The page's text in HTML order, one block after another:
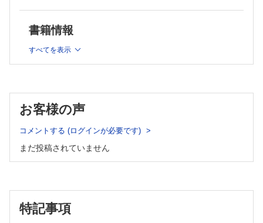
第4節 大網から見た上腹部腸管の動脈系と間膜根
2）大網の動脈支配の臨床的意味
第5章 間膜根とTreitz 靱帯
第2節 間膜根の構成要素
1）間膜根は背側間膜と腹側間膜の諸要素から構成される
2）間膜根の構成要素としての背側膵，腹側膵
3）間膜根内諸要素と間膜内諸要素の連続性
第3節 間膜根の構成要素と Treitz 靱帯
1）正面から見た間膜根
5）間膜根内の自律神経系諸要素（2）
第4節 間膜根とリンパ流
第1節 血管走行の基本型
第2節 血管走行の基本型の成り立ち
1）血管走行の基本型の成り立ち（1）
2）血管走行の基本型の成り立ち（2）
第4節 再び，血管走行の基本型―立体模式図で見る 3
第5節 再び，血管走行の基本型の成り立ち―横断面での復習
第7節 体壁系血管と間膜系血管のかかわり―骨盤内腹膜外に
おいて
第1節 腸間膜系血管と体壁系血管の吻合・接点
第2節 体壁の基本構成―層構成
書籍情報
すべてを表示
お客様の声
コメントする (ログインが必要です)
まだ投稿されていません
特記事項